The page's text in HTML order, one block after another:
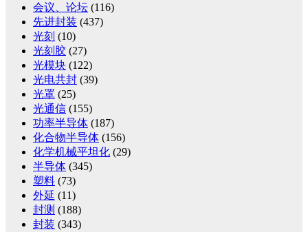
会议、论坛 (116)
先进封装 (437)
光刻 (10)
光刻胶 (27)
光模块 (122)
光电共封 (39)
光罩 (25)
光通信 (155)
功率半导体 (187)
化合物半导体 (156)
化学机械平坦化 (29)
半导体 (345)
塑料 (73)
外延 (11)
封测 (188)
封装 (343)